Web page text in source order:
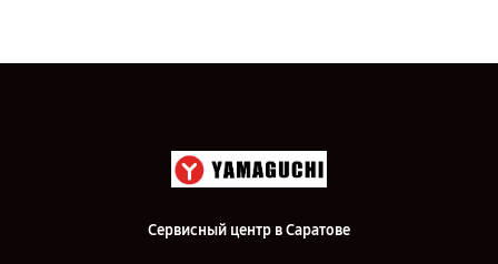
Сервисный центр в Саратове